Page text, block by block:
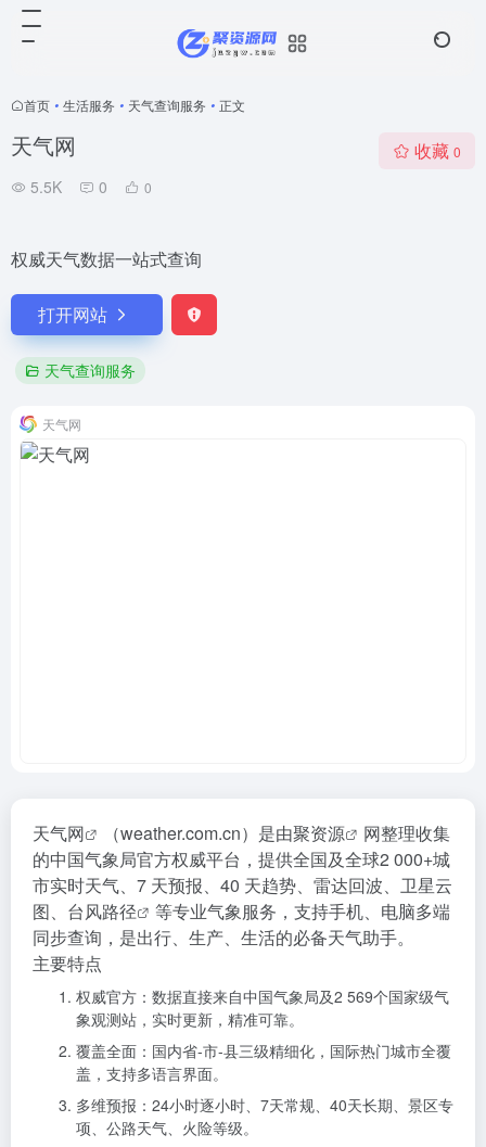
首页 • 生活服务 • 天气查询服务 • 正文
天气网
5.5K 0 0
收藏 0
权威天气数据一站式查询
打开网站
天气查询服务
天气网
天气网 （weather.com.cn）是由聚资源
网整理收集
的中国气象局官方权威平台，提供全国及全球2 000+城
市实时天气、7 天预报、40 天趋势、雷达回波、卫星云
图、 台风路径
等专业气象服务，支持手机、电脑多端
同步查询，是出行、生产、生活的必备天气助手。
主要特点
权威官方：数据直接来自中国气象局及2 569个国家级气
象观测站，实时更新，精准可靠。
覆盖全面：国内省-市-县三级精细化，国际热门城市全覆
盖，支持多语言界面。
多维预报：24小时逐小时、7天常规、40天长期、景区专
项、公路天气、火险等级。